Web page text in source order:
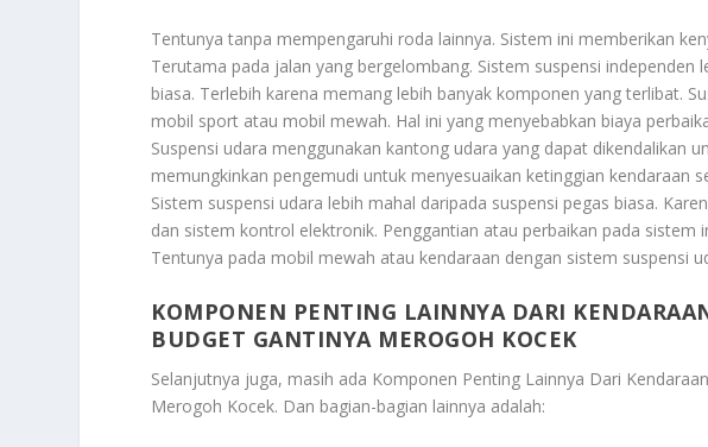
Tentunya tanpa mempengaruhi roda lainnya. Sistem ini memberikan
Terutama pada jalan yang bergelombang. Sistem suspensi independen
biasa. Terlebih karena memang lebih banyak komponen yang terlibat.
mobil sport atau mobil mewah. Hal ini yang menyebabkan biaya
Suspensi udara menggunakan kantong udara yang dapat dikendalikan
memungkinkan pengemudi untuk menyesuaikan ketinggian kendaraan
Sistem suspensi udara lebih mahal daripada suspensi pegas biasa.
dan sistem kontrol elektronik. Penggantian atau perbaikan pada sistem
Tentunya pada mobil mewah atau kendaraan dengan sistem suspensi
KOMPONEN PENTING LAINNYA DARI
BUDGET GANTINYA MEROGOH KOCEK
Selanjutnya juga, masih ada Komponen Penting Lainnya Dari
Merogoh Kocek. Dan bagian-bagian lainnya adalah: